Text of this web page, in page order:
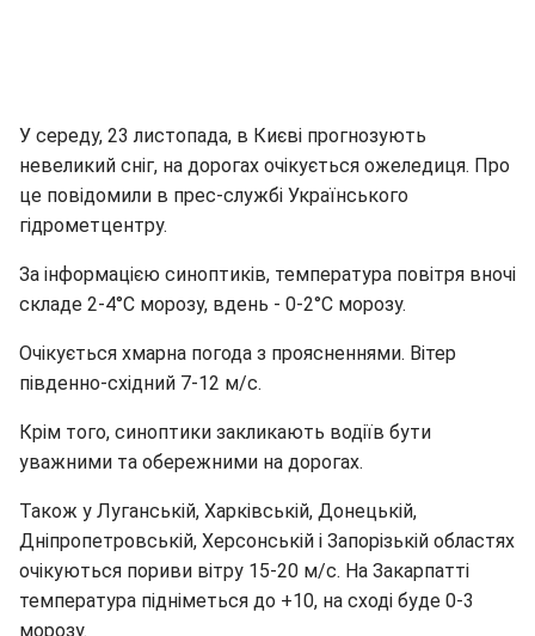
У середу, 23 листопада, в Києві прогнозують
невеликий сніг, на дорогах очікується ожеледиця. Про
це повідомили в прес-службі Українського
гідрометцентру.
За інформацією синоптиків, температура повітря вночі
складе 2-4°С морозу, вдень - 0-2°С морозу.
Очікується хмарна погода з проясненнями. Вітер
південно-східний 7-12 м/с.
Крім того, синоптики закликають водіїв бути
уважними та обережними на дорогах.
Також у Луганській, Харківській, Донецькій,
Дніпропетровській, Херсонській і Запорізькій областях
очікуються пориви вітру 15-20 м/с. На Закарпатті
температура підніметься до +10, на сході буде 0-3
морозу.